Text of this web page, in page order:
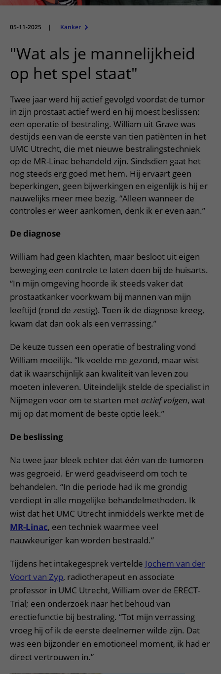
Onderzoeken en diagnostiek
Bloedprikken
Wachttijden
Wijzigen patiëntgegevens
Mijn UMC Utrecht patiëntportaal
Faciliteiten en voorzieningen
Bezoekregels
Parkeren
Wegwijs in het ziekenhuis
Contact met polikliniek
Contact met verpleegafdeling
Het Wilhelmina Kinderziekenhuis
Diagnostiek aanvragen
Zorgverlenersportaal
Onderwijs
Werken bij het UMC Utrecht
05-11-2025 | Kanker
"Wat als je mannelijkheid
op het spel staat"
Twee jaar werd hij actief gevolgd voordat de tumor
in zijn prostaat actief werd en hij moest beslissen:
een operatie of bestraling. William uit Grave was
destijds een van de eerste van tien patiënten in het
UMC Utrecht, die met nieuwe bestralingstechniek
op de MR-Linac behandeld zijn. Sindsdien gaat het
nog steeds erg goed met hem. Hij ervaart geen
beperkingen, geen bijwerkingen en eigenlijk is hij er
nauwelijks meer mee bezig. “Alleen wanneer de
controles er weer aankomen, denk ik er even aan.”
De diagnose
William had geen klachten, maar besloot uit eigen
beweging een controle te laten doen bij de huisarts.
“In mijn omgeving hoorde ik steeds vaker dat
prostaatkanker voorkwam bij mannen van mijn
leeftijd (rond de zestig). Toen ik de diagnose kreeg,
kwam dat dan ook als een verrassing.”
De keuze tussen een operatie of bestraling vond
William moeilijk. “Ik voelde me gezond, maar wist
dat ik waarschijnlijk aan kwaliteit van leven zou
moeten inleveren. Uiteindelijk stelde de specialist in
Nijmegen voor om te starten met actief volgen, wat
mij op dat moment de beste optie leek.”
De beslissing
Na twee jaar bleek echter dat één van de tumoren
was gegroeid. Er werd geadviseerd om toch te
behandelen. “In die periode had ik me grondig
verdiept in alle mogelijke behandelmethoden. Ik
wist dat het UMC Utrecht inmiddels werkte met de
MR-Linac, een techniek waarmee veel
nauwkeuriger kan worden bestraald.”
Tijdens het intakegesprek vertelde Jochem van der
Voort van Zyp, radiotherapeut en associate
professor in UMC Utrecht, William over de ERECT-
Trial; een onderzoek naar het behoud van
erectiefunctie bij bestraling. “Tot mijn verrassing
vroeg hij of ik de eerste deelnemer wilde zijn. Dat
was een bijzonder en emotioneel moment, ik had er
direct vertrouwen in.”